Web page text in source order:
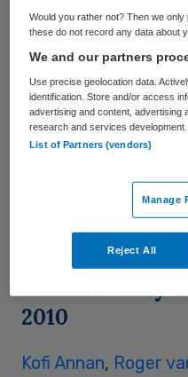
Aangifte
Waarom de
ambulancebroeders
onduidelijk. De
aangehouden, weet
van bedreiging is
Sustainability
2010
Kofi Annan, Roger
Would you rather not? Then we
these do not record any data about
We and our partners
Use precise geolocation data.
identification. Store and/or access
advertising and content, advertising
research and services development.
List of Partners (vendors)
Manage
Reject All